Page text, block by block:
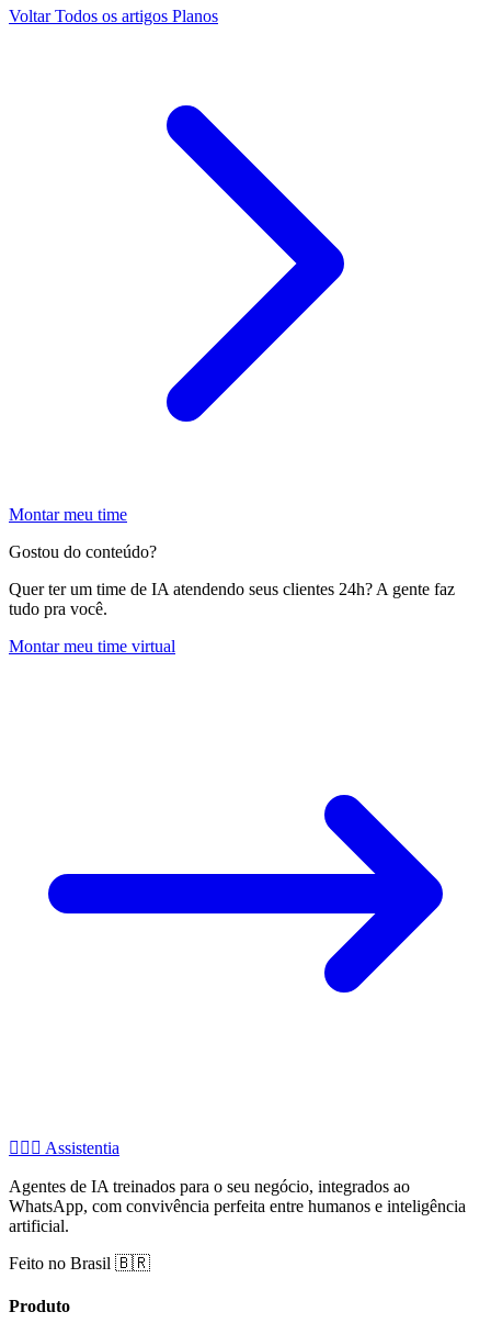
VoltarTodos os artigos Planos
Montar meu time
Gostou do conteúdo?
Quer ter um time de IA atendendo seus clientes 24h? A gente faz
tudo pra você.
Montar meu time virtual
🧚🏻‍♂️ Assistentia
Agentes de IA treinados para o seu negócio, integrados ao
WhatsApp, com convivência perfeita entre humanos e inteligência
artificial.
Feito no Brasil 🇧🇷
Produto